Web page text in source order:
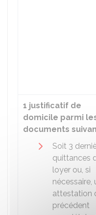
1 justificatif de
domicile parmi
documents
Soit 3
quittances
loyer ou, si
nécessaire,
attestation
précédent